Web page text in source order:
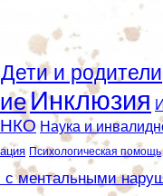
Дети и родители
Инклюзия
НКО Наука и
Психологическая помощь
с ментальными